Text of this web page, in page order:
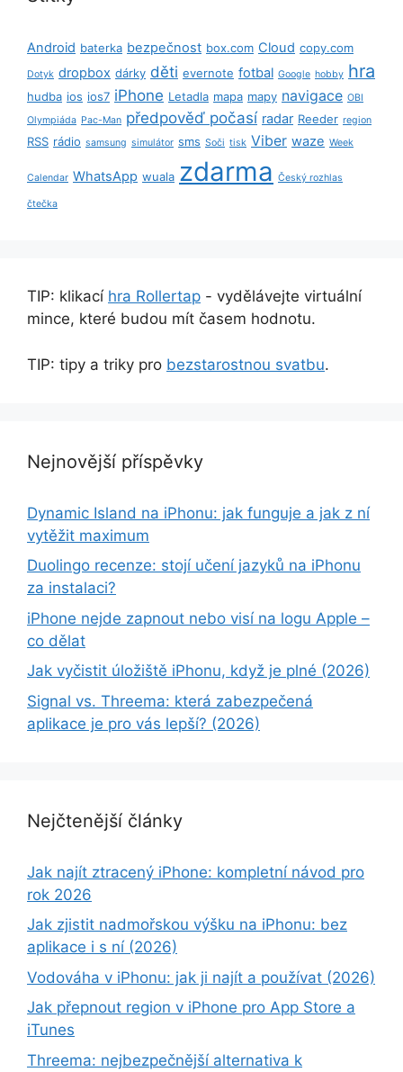
Android baterka bezpečnost box.com Cloud copy.com
Dotyk dropbox dárky děti evernote fotbal Google hobby hra
hudba ios ios7 iPhone Letadla mapa mapy navigace OBI
Olympiáda Pac-Man předpověď počasí radar Reeder region
RSS rádio samsung simulátor sms Soči tisk Viber waze Week
Calendar WhatsApp wuala zdarma Český rozhlas
čtečka
TIP: klikací hra Rollertap - vydělávejte virtuální
mince, které budou mít časem hodnotu.
TIP: tipy a triky pro bezstarostnou svatbu.
Nejnovější příspěvky
Dynamic Island na iPhonu: jak funguje a jak z ní
vytěžit maximum
Duolingo recenze: stojí učení jazyků na iPhonu
za instalaci?
iPhone nejde zapnout nebo visí na logu Apple –
co dělat
Jak vyčistit úložiště iPhonu, když je plné (2026)
Signal vs. Threema: která zabezpečená
aplikace je pro vás lepší? (2026)
Nejčtenější články
Jak najít ztracený iPhone: kompletní návod pro
rok 2026
Jak zjistit nadmořskou výšku na iPhonu: bez
aplikace i s ní (2026)
Vodováha v iPhonu: jak ji najít a používat (2026)
Jak přepnout region v iPhone pro App Store a
iTunes
Threema: nejbezpečnější alternativa k